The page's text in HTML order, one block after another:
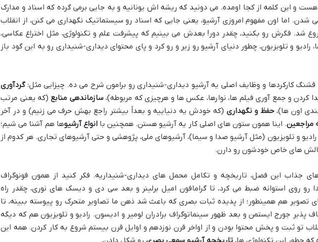
و این کلمه از کجا اومده. می دونید که ریشه اش یونانیه و به جایی برمی گرده که اسناد و مدارک
شدن. اما اون مفهوم امروزی آرشیو، یعنی جایی که اسناد رو سیستماتیک نگهداری می کنن، از انقلاب
شد. فکرش رو بکنید، چقدر دور! بعدش می بینیم که پیشرفت علم و تکنولوژی، مثل اختراع عکاسی،
رادیو و تلویزیون، چطور دنیای آرشیو رو زیر و رو کرد و پای محتوای دیداری-شنیداری رو به این گود باز
کارکردها و وظایف اصلی یه آرشیو دیداری-شنیداری رو برامون شرح می ده. چیزایی مثل:گردآوری
کردن و جمع آوری فیلم ها، نوارها، عکس ها و هرچیزی که مربوطه)،سازماندهی منابع (که یعنی مرتب
اون ها)،حفظ و نگهداری (که خودش یه دنیاییه و بعداً بیشتر راجع بهش حرف می زنیم) و در آخر
مراجعین. اینا همون ستون های اصلی کار یه آرشیو هستن. همچنین باانواع آرشیوها هم آشنا می شیم؛
و تلویزیون (مثل آرشیو صدا و سیما)، آرشیوهای ملی، پژوهشی و حتی آرشیوهای تجاری. هر کدوم از
های خاص خودشون رو دارن.
جذاب این فصل، تاریخچه و تکامل محمل های دیداری-شنیداریه. فکر کنید از همون فونوگراف
رو روی استوانه ضبط می کرد، تا گرامافون امیل برلینر و بعد سی دی و دیسک های نوری، چقدر راه
تصویر هم همینطور؛ از پدیده ثبات بصری که باعث شد ذهن ما تصاویر متحرک رو پیوسته ببینه، تا
پذیر جورج ایستمن و بعد ظهور سینماتوگراف برادران لومیر و ادیسون. رادیو و تلویزیون هم که دیگه
تو ثبت و پخش محتوا بودن و از اواخر قرن نوزدهم و اوایل قرن بیستم شروع به کار کردن. همه این